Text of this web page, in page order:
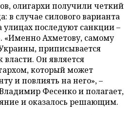
олигархи получили четкий
в случае силового варианта
улицах последуют санкции –
«Именно Ахметову, самому
приписывается
Он является
который может
и повлиять на него», –
Фесенко и полагает,
и оказалось решающим.